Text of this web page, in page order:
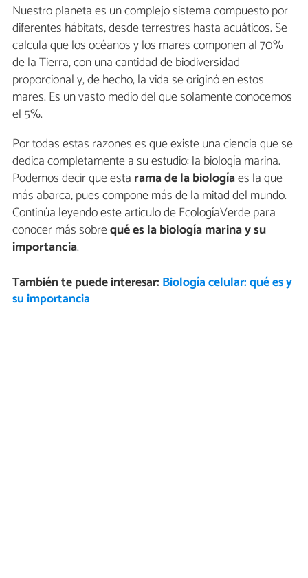
Nuestro planeta es un complejo sistema compuesto por
diferentes hábitats, desde terrestres hasta acuáticos. Se
calcula que los océanos y los mares componen al 70%
de la Tierra, con una cantidad de biodiversidad
proporcional y, de hecho, la vida se originó en estos
mares. Es un vasto medio del que solamente conocemos
el 5%.
Por todas estas razones es que existe una ciencia que se
dedica completamente a su estudio: la biología marina.
Podemos decir que esta rama de la biologíaes la que
más abarca, pues compone más de la mitad del mundo.
Continúa leyendo este artículo de EcologíaVerde para
conocer más sobrequé es la biología marina y su
importancia.
También te puede interesar: Biología celular: qué es y
su importancia